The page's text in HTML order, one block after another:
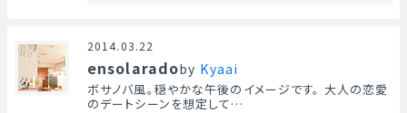
2014.03.22
ensolaradoby Kyaai
ボサノバ風。穏やかな午後のイメージです。 大人の恋愛
のデートシーンを想定して…